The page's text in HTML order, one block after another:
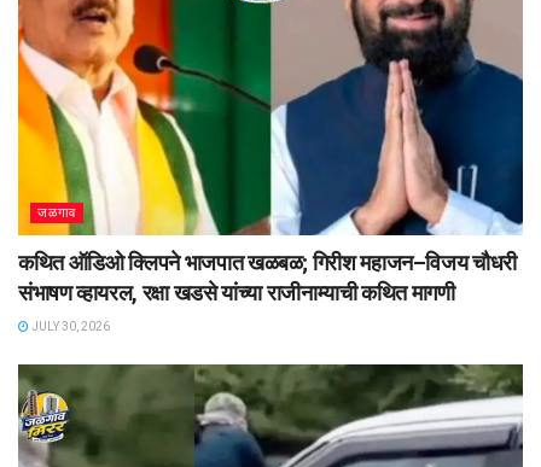
जळगाव
कथित ऑडिओ क्लिपने भाजपात खळबळ; गिरीश महाजन–विजय चौधरी
संभाषण व्हायरल, रक्षा खडसे यांच्या राजीनाम्याची कथित मागणी
JULY 30, 2026